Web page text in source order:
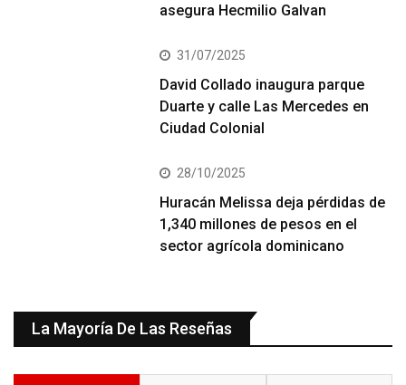
asegura Hecmilio Galvan
31/07/2025
David Collado inaugura parque
Duarte y calle Las Mercedes en
Ciudad Colonial
28/10/2025
Huracán Melissa deja pérdidas de
1,340 millones de pesos en el
sector agrícola dominicano
La Mayoría De Las Reseñas